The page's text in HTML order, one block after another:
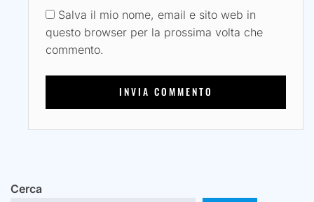
Salva il mio nome, email e sito web in
questo browser per la prossima volta che
commento.
Cerca